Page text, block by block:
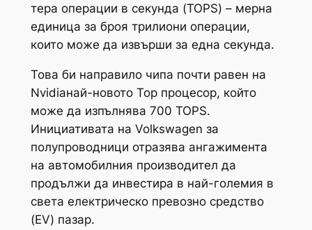
тера операции в секунда (TOPS) – мерна
единица за броя трилиони операции,
които може да извърши за една секунда.
Това би направило чипа почти равен на
Nvidiaнай-новото Тор процесор, който
може да изпълнява 700 TOPS.
Инициативата на Volkswagen за
полупроводници отразява ангажимента
на автомобилния производител да
продължи да инвестира в най-големия в
света електрическо превозно средство
(EV) пазар.